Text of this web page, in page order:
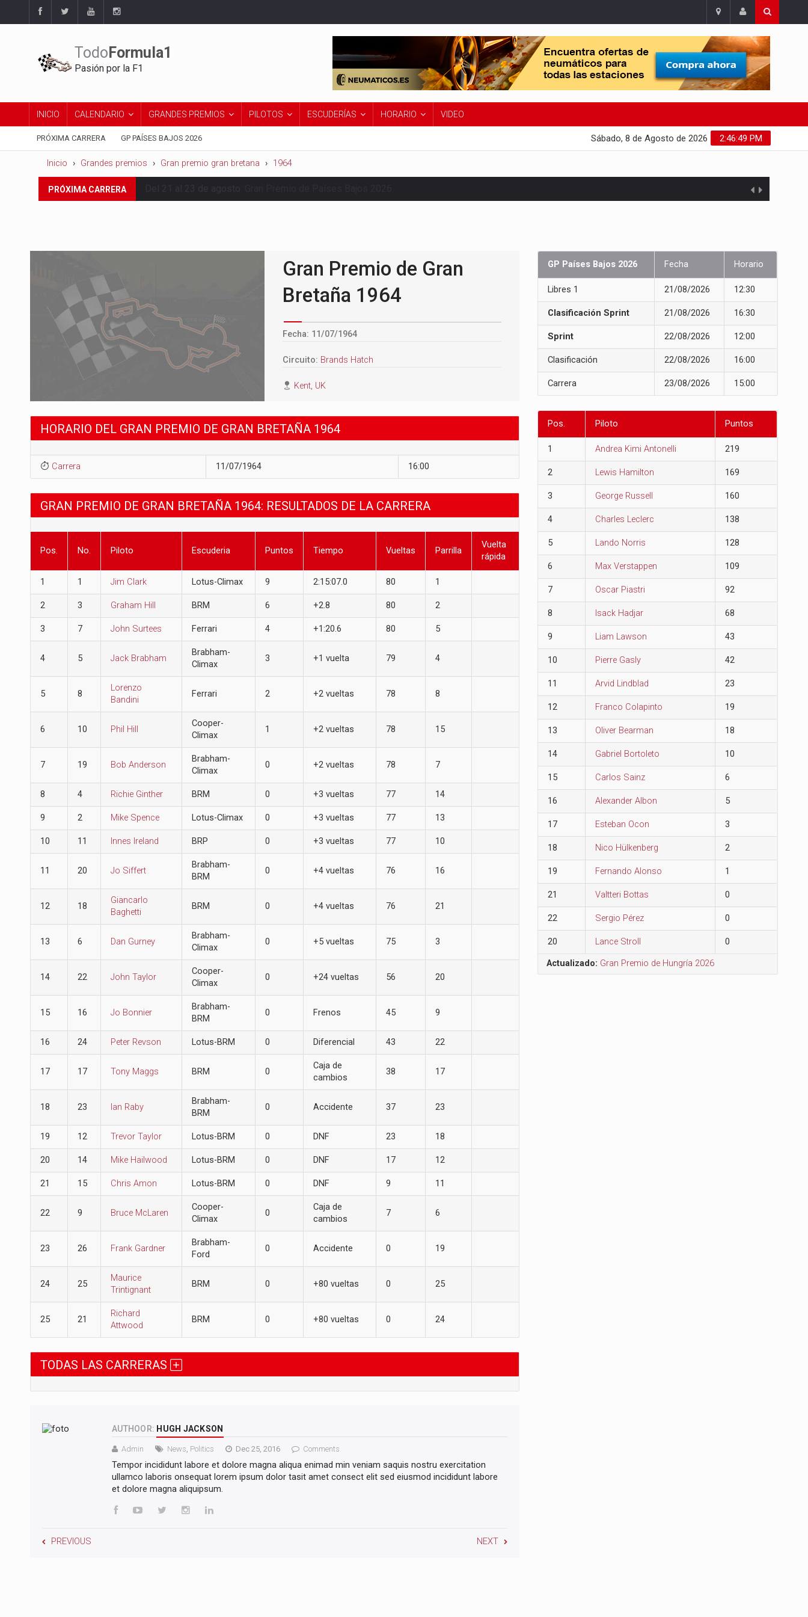
Todo Formula1
Pasión por la F1
INICIO CALENDARIO GRANDES PREMIOS PILOTOS ESCUDERÍAS HORARIO VIDEO
PRÓXIMA CARRERA GP PAÍSES BAJOS 2026 2:46:50 PM
Sábado, 8 de Agosto de 2026
Inicio Grandes premios Gran premio gran bretana 1964
PRÓXIMA CARRERA
Gran Premio de Gran
Bretaña 1964
Fecha: 11/07/1964
Circuito: Brands Hatch
Kent, UK
HORARIO DEL GRAN PREMIO DE GRAN BRETAÑA 1964
Carrera 11/07/1964 16:00
GRAN PREMIO DE GRAN BRETAÑA 1964: RESULTADOS DE LA CARRERA
Pos. No. Piloto Escuderia Puntos Tiempo Vueltas Parrilla
Vuelta
rápida
1 1 Jim Clark Lotus-Climax 9 2:15:07.0 80 1
2 3 Graham Hill BRM 6 +2.8 80 2
3 7 John Surtees Ferrari 4 +1:20.6 80 5
4 5 Jack Brabham
Brabham-
Climax
3 +1 vuelta 79 4
5 8
Lorenzo
Bandini
Ferrari 2 +2 vueltas 78 8
6 10 Phil Hill
Cooper-
Climax
1 +2 vueltas 78 15
7 19 Bob Anderson
Brabham-
Climax
0 +2 vueltas 78 7
8 4 Richie Ginther BRM 0 +3 vueltas 77 14
9 2 Mike Spence Lotus-Climax 0 +3 vueltas 77 13
10 11 Innes Ireland BRP 0 +3 vueltas 77 10
11 20 Jo Siffert
Brabham-
BRM
0 +4 vueltas 76 16
12 18
Giancarlo
Baghetti
BRM 0 +4 vueltas 76 21
13 6 Dan Gurney
Brabham-
Climax
0 +5 vueltas 75 3
14 22 John Taylor
Cooper-
Climax
0 +24 vueltas 56 20
15 16 Jo Bonnier
Brabham-
BRM
0 Frenos 45 9
16 24 Peter Revson Lotus-BRM 0 Diferencial 43 22
17 17 Tony Maggs BRM 0
Caja de
cambios
38 17
18 23 Ian Raby
Brabham-
BRM
0 Accidente 37 23
19 12 Trevor Taylor Lotus-BRM 0 DNF 23 18
20 14 Mike Hailwood Lotus-BRM 0 DNF 17 12
21 15 Chris Amon Lotus-BRM 0 DNF 9 11
22 9 Bruce McLaren
Cooper-
Climax
0
Caja de
cambios
7 6
23 26 Frank Gardner
Brabham-
Ford
0 Accidente 0 19
24 25
Maurice
Trintignant
BRM 0 +80 vueltas 0 25
25 21
Richard
Attwood
BRM 0 +80 vueltas 0 24
TODAS LAS CARRERAS
AUTHOOR: HUGH JACKSON
Admin News, Politics Dec 25, 2016 Comments
Tempor incididunt labore et dolore magna aliqua enimad min veniam saquis nostru exercitation
ullamco laboris onsequat lorem ipsum dolor tasit amet consect elit sed eiusmod incididunt labore
et dolore magna aliquipsum.
PREVIOUS NEXT
GP Países Bajos 2026 Fecha Horario
Libres 1 21/08/2026 12:30
Clasificación Sprint 21/08/2026 16:30
Sprint 22/08/2026 12:00
Clasificación 22/08/2026 16:00
Carrera 23/08/2026 15:00
Pos. Piloto Puntos
1 Andrea Kimi Antonelli 219
2 Lewis Hamilton 169
3 George Russell 160
4 Charles Leclerc 138
5 Lando Norris 128
6 Max Verstappen 109
7 Oscar Piastri 92
8 Isack Hadjar 68
9 Liam Lawson 43
10 Pierre Gasly 42
11 Arvid Lindblad 23
12 Franco Colapinto 19
13 Oliver Bearman 18
14 Gabriel Bortoleto 10
15 Carlos Sainz 6
16 Alexander Albon 5
17 Esteban Ocon 3
18 Nico Hülkenberg 2
19 Fernando Alonso 1
21 Valtteri Bottas 0
22 Sergio Pérez 0
20 Lance Stroll 0
Actualizado: Gran Premio de Hungría 2026